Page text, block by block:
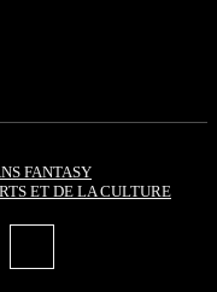
FANTASY
ET DE LA CULTURE